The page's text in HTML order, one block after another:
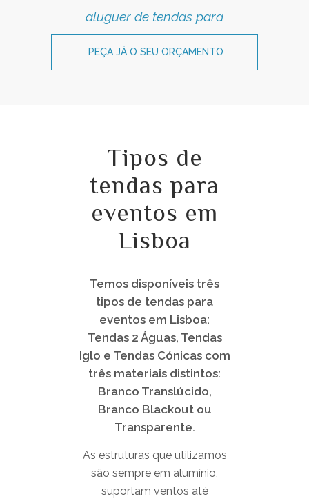
aluguer de tendas para
PEÇA JÁ O SEU ORÇAMENTO
Tipos de
tendas para
eventos em
Lisboa
Temos disponíveis três
tipos de tendas para
eventos em Lisboa:
Tendas 2 Águas, Tendas
Iglo e Tendas Cónicas com
três materiais distintos:
Branco Translúcido,
Branco Blackout ou
Transparente.
As estruturas que utilizamos
são sempre em alumínio,
suportam ventos até